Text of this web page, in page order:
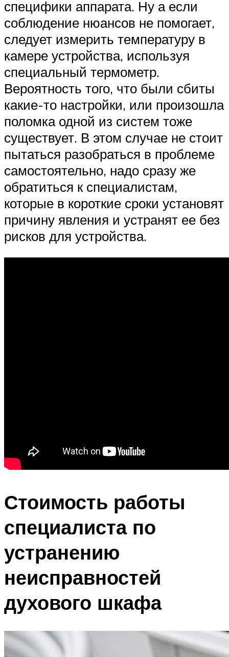
специфики аппарата. Ну а если
соблюдение нюансов не помогает,
следует измерить температуру в
камере устройства, используя
специальный термометр.
Вероятность того, что были сбиты
какие-то настройки, или произошла
поломка одной из систем тоже
существует. В этом случае не стоит
пытаться разобраться в проблеме
самостоятельно, надо сразу же
обратиться к специалистам,
которые в короткие сроки установят
причину явления и устранят ее без
рисков для устройства.
Стоимость работы
специалиста по
устранению
неисправностей
духового шкафа